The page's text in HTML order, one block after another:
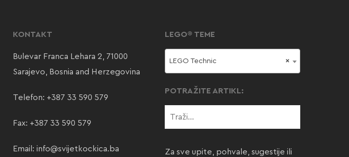
KONTAKT
Bulevar Franca Lehara 2, 71000
Sarajevo, Bosnia and Herzegovina
Telefon: +387 33 590 579
Fax: +387 33 590 579
Email: info@svijetkockica.ba
LEGO® TEME
×
LEGO Technic
POTRAŽITE ARTIKL:
Za sve upite, pohvale, sugestije ili